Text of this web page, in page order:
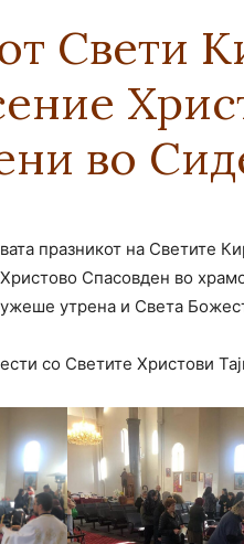
Свети
во
празникот на Светите
Спасовден во
утрена и Света
со Светите Христови